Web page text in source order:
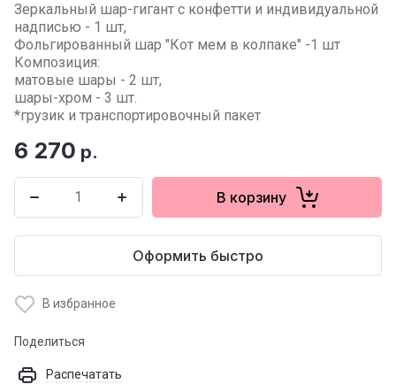
Зеркальный шар-гигант с конфетти и индивидуальной
надписью - 1 шт,
Фольгированный шар "Кот мем в колпаке" -1 шт
Композиция:
матовые шары - 2 шт,
шары-хром - 3 шт.
*грузик и транспортировочный пакет
6 270 р.
В корзину
Оформить быстро
В избранное
Поделиться
Распечатать